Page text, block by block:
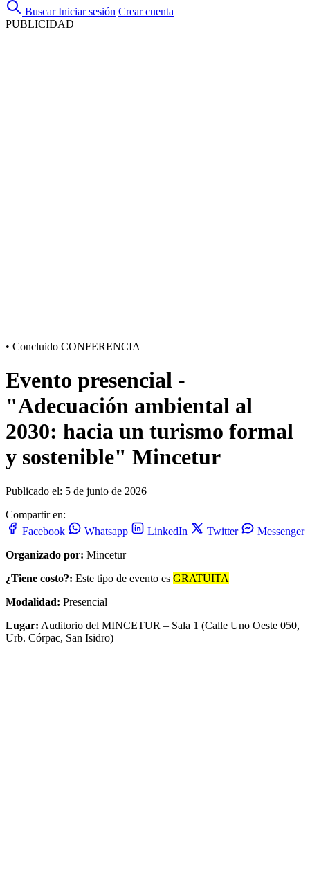
Buscar Iniciar sesión Crear cuenta
PUBLICIDAD
• Concluido CONFERENCIA
Evento presencial -
"Adecuación ambiental al
2030: hacia un turismo formal
y sostenible" Mincetur
Publicado el: 5 de junio de 2026
Compartir en:
Facebook
Whatsapp LinkedIn Twitter
Messenger
Organizado por: Mincetur
¿Tiene costo?: Este tipo de evento es GRATUITA
Modalidad: Presencial
Lugar: Auditorio del MINCETUR – Sala 1 (Calle Uno Oeste 050,
Urb. Córpac, San Isidro)